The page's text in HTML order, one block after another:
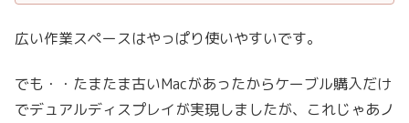
広い作業スペースはやっぱり使いやすいです。
でも・・たまたま古いMacがあったからケーブル購入だけ
でデュアルディスプレイが実現しましたが、これじゃあノ